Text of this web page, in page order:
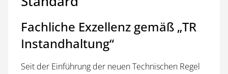
Fachliche Exzellenz gemäß „TR
Instandhaltung“
Seit der Einführung der neuen Technischen Regel